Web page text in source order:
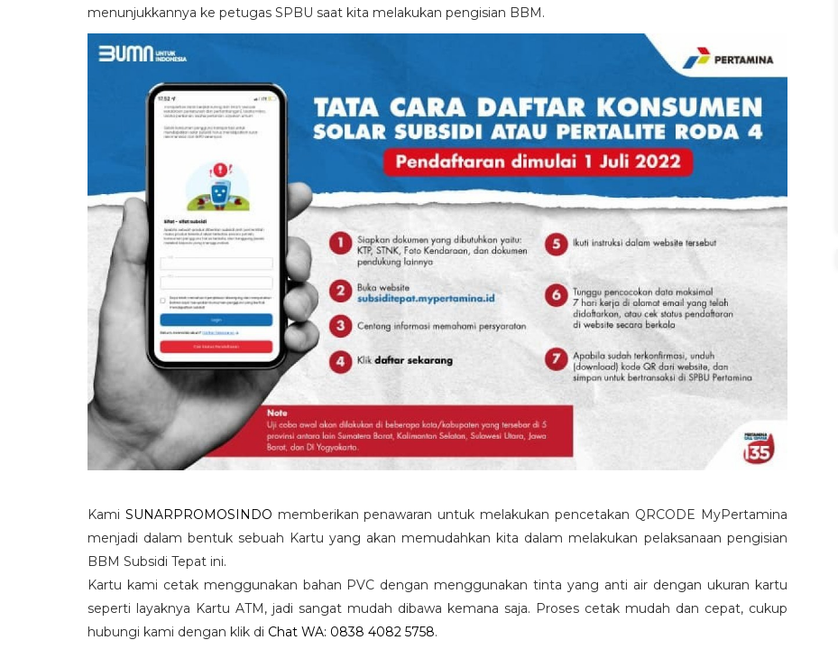
menunjukkannya ke petugas SPBU saat kita melakukan pengisian BBM.
Kami SUNARPROMOSINDO memberikan penawaran untuk melakukan pencetakan QRCODE MyPertamina
menjadi dalam bentuk sebuah Kartu yang akan memudahkan kita dalam melakukan pelaksanaan pengisian
BBM Subsidi Tepat ini.
Kartu kami cetak menggunakan bahan PVC dengan menggunakan tinta yang anti air dengan ukuran kartu
seperti layaknya Kartu ATM, jadi sangat mudah dibawa kemana saja. Proses cetak mudah dan cepat, cukup
hubungi kami dengan klik di Chat WA: 0838 4082 5758.